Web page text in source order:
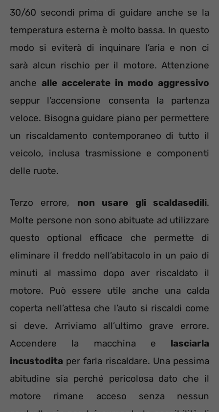
30/60 secondi prima di guidare anche se la
temperatura esterna è molto bassa. In questo
modo si eviterà di inquinare l’aria e non ci
sarà alcun rischio per il motore. Attenzione
anche alle accelerate in modo aggressivo
seppur l’accensione consenta la partenza
veloce. Bisogna guidare piano per permettere
un riscaldamento contemporaneo di tutto il
veicolo, inclusa trasmissione e componenti
delle ruote.
Terzo errore, non usare gli scaldasedili.
Molte persone non sono abituate ad utilizzare
questo optional efficace che permette di
eliminare il freddo nell’abitacolo in un paio di
minuti al massimo dopo aver riscaldato il
motore. Può essere utile anche una calda
coperta nell’attesa che l’auto si riscaldi come
si deve. Arriviamo all’ultimo grave errore.
Accendere la macchina e lasciarla
incustodita per farla riscaldare. Una pessima
abitudine sia perché pericolosa dato che il
motore rimane acceso senza nessun